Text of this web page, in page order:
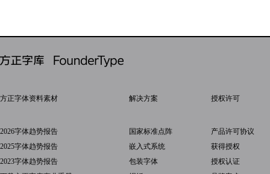
方正字体资料素材
2026字体趋势报告
2025字体趋势报告
2023字体趋势报告
解决方案
国家标准点阵
嵌入式系统
包装字体
授权许可
产品许可协议
获得授权
授权认证